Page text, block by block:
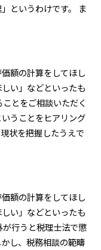
というわけです。 ま
額の計算をしてほし
い」などといったも
とをご相談いただく
うことをヒアリング
状を把握したうえで
額の計算をしてほし
い」などといったも
行うと税理士法で懲
し、税務相談の範疇